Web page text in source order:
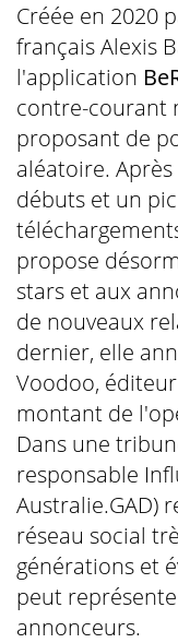
Créée en 2020
français Alexis
l'application
contre-courant
proposant de
aléatoire.
débuts et un
propose
stars et aux
de nouveaux
dernier, elle
Voodoo,
montant de
Dans une
responsable
Australie.GAD)
réseau social
générations et
peut
annonceurs.